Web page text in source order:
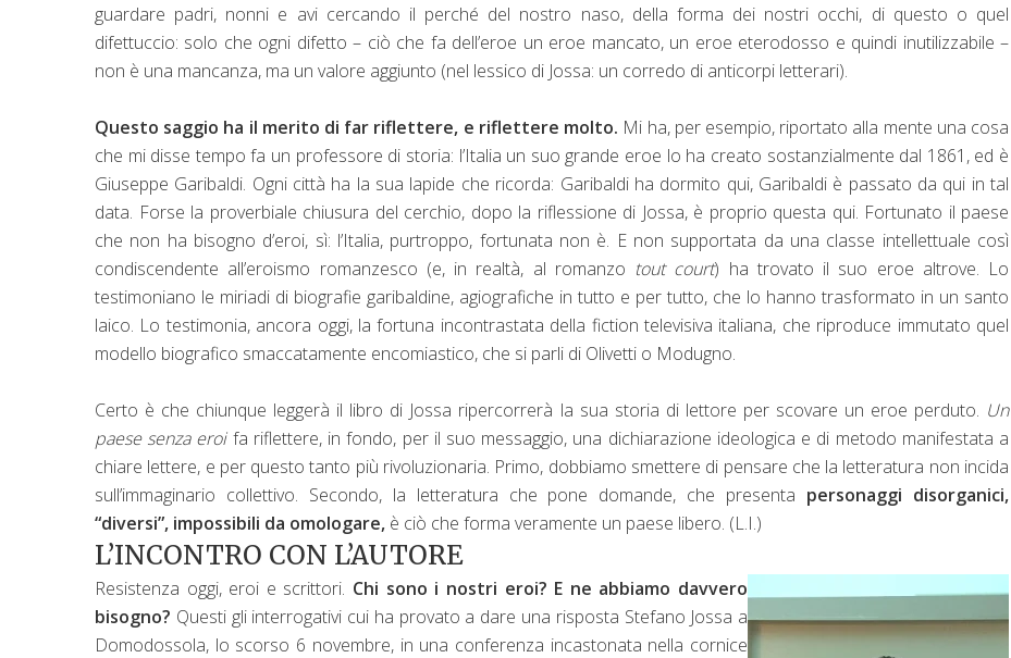
guardare padri, nonni e avi cercando il perché del nostro naso, della forma dei nostri occhi, di questo o quel
difettuccio: solo che ogni difetto – ciò che fa dell’eroe un eroe mancato, un eroe eterodosso e quindi inutilizzabile –
non è una mancanza, ma un valore aggiunto (nel lessico di Jossa: un corredo di anticorpi letterari).
Questo saggio ha il merito di far riflettere, e riflettere molto. Mi ha, per esempio, riportato alla mente una cosa
che mi disse tempo fa un professore di storia: l’Italia un suo grande eroe lo ha creato sostanzialmente dal 1861, ed è
Giuseppe Garibaldi. Ogni città ha la sua lapide che ricorda: Garibaldi ha dormito qui, Garibaldi è passato da qui in tal
data. Forse la proverbiale chiusura del cerchio, dopo la riflessione di Jossa, è proprio questa qui. Fortunato il paese
che non ha bisogno d’eroi, sì: l’Italia, purtroppo, fortunata non è. E non supportata da una classe intellettuale così
condiscendente all’eroismo romanzesco (e, in realtà, al romanzo tout court) ha trovato il suo eroe altrove. Lo
testimoniano le miriadi di biografie garibaldine, agiografiche in tutto e per tutto, che lo hanno trasformato in un santo
laico. Lo testimonia, ancora oggi, la fortuna incontrastata della fiction televisiva italiana, che riproduce immutato quel
modello biografico smaccatamente encomiastico, che si parli di Olivetti o Modugno.
Certo è che chiunque leggerà il libro di Jossa ripercorrerà la sua storia di lettore per scovare un eroe perduto. Un
paese senza eroifa riflettere, in fondo, per il suo messaggio, una dichiarazione ideologica e di metodo manifestata a
chiare lettere, e per questo tanto più rivoluzionaria. Primo, dobbiamo smettere di pensare che la letteratura non incida
sull’immaginario collettivo. Secondo, la letteratura che pone domande, che presenta personaggi disorganici,
“diversi”, impossibili da omologare, è ciò che forma veramente un paese libero. (L.I.)
L’INCONTRO CON L’AUTORE
Resistenza oggi, eroi e scrittori. Chi sono i nostri eroi? E ne abbiamo davvero
bisogno? Questi gli interrogativi cui ha provato a dare una risposta Stefano Jossa a
Domodossola, lo scorso 6 novembre, in una conferenza incastonata nella cornice